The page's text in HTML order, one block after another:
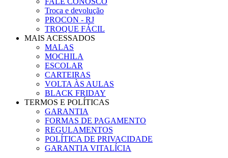
Troca e devolução
PROCON - RJ
TROQUE FÁCIL
MAIS ACESSADOS
MALAS
MOCHILA
ESCOLAR
CARTEIRAS
VOLTA ÀS AULAS
BLACK FRIDAY
TERMOS E POLÍTICAS
GARANTIA
FORMAS DE PAGAMENTO
REGULAMENTOS
POLÍTICA DE PRIVACIDADE
GARANTIA VITALÍCIA